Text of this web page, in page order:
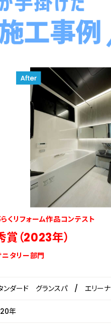
くリフォーム作品コンテスト
（2023年）
タリー部門
ンダード グランスパ / エリーナ
年